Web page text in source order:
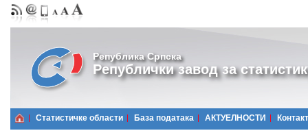
Република Српска
Републички завод за
Статистичке области Базa података АКТУЕЛНОСТИ Контакт